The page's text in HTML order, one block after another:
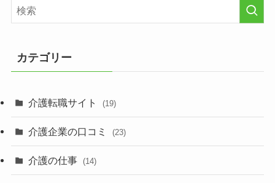
カテゴリー
介護転職サイト (19)
介護企業の口コミ (23)
介護の仕事 (14)